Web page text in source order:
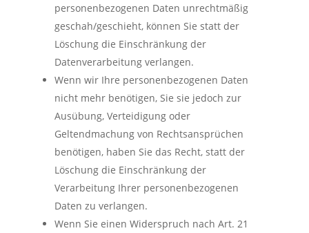
personenbezogenen Daten unrechtmäßig
geschah/geschieht, können Sie statt der
Löschung die Einschränkung der
Datenverarbeitung verlangen.
Wenn wir Ihre personenbezogenen Daten
nicht mehr benötigen, Sie sie jedoch zur
Ausübung, Verteidigung oder
Geltendmachung von Rechtsansprüchen
benötigen, haben Sie das Recht, statt der
Löschung die Einschränkung der
Verarbeitung Ihrer personenbezogenen
Daten zu verlangen.
Wenn Sie einen Widerspruch nach Art. 21